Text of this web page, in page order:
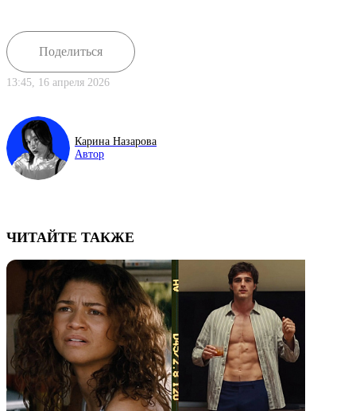
Поделиться
13:45, 16 апреля 2026
Карина Назарова
Автор
ЧИТАЙТЕ ТАКЖЕ